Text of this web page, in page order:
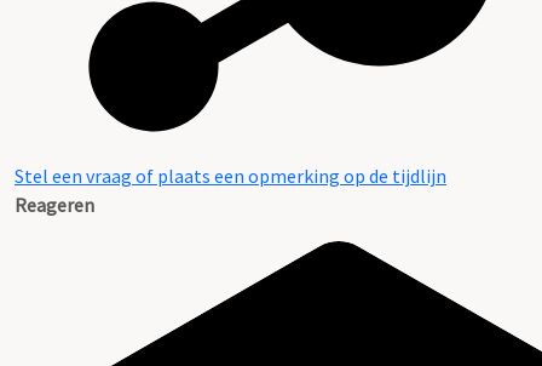
Stel een vraag of plaats een opmerking op de tijdlijn
Reageren